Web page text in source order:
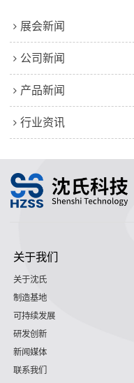
展会新闻
公司新闻
产品新闻
行业资讯
关于我们
关于沈氏
制造基地
可持续发展
研发创新
新闻媒体
联系我们